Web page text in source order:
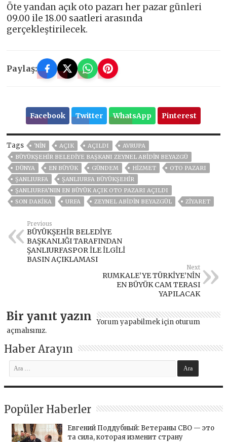
Öte yandan açık oto pazarı her pazar günleri
09.00 ile 18.00 saatleri arasında
gerçekleştirilecek.
Paylaş:
Facebook Twitter WhatsApp Pinterest
Tags 'NIN AÇIK AÇILDI
AVRUPA
BÜYÜKŞEHIR BELEDIYE BAŞKANI ZEYNEL ABIDIN BEYAZGÜ
DÜNYA
EN BÜYÜK GÜNDEM HİZMET
OTO PAZARI
ŞANLIURFA
ŞANLIURFA BÜYÜKŞEHİR
ŞANLIURFA’NIN EN BÜYÜK AÇIK OTO PAZARI AÇILDI
SON DAKIKA
URFA ZEYNEL ABİDİN BEYAZGÜL ZIYARET
Previous
BÜYÜKŞEHİR BELEDİYE
BAŞKANLIĞI TARAFINDAN
ŞANLIURFASPOR İLE İLGİLİ
BASIN AÇIKLAMASI
Next
RUMKALE’YE TÜRKİYE’NİN
EN BÜYÜK CAM TERASI
YAPILACAK
Bir yanıt yazın Yorum yapabilmek için oturum
açmalısınız.
Haber Arayın
Popüler Haberler
Евгений Поддубный: Ветераны СВО — это
та сила, которая изменит страну